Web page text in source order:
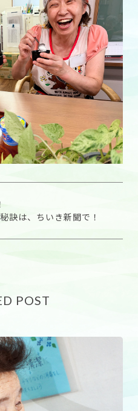
訣は、ちいき新聞で！
POST